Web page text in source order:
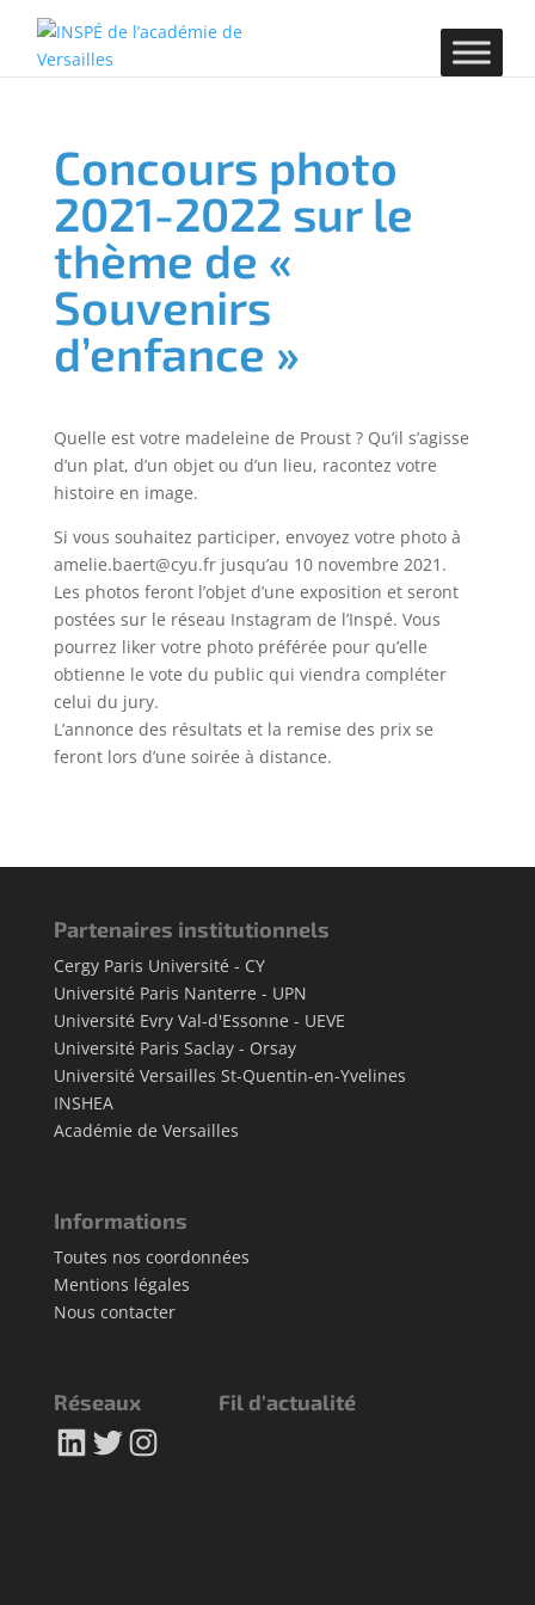
Concours photo
2021-2022 sur le
thème de «
Souvenirs
d’enfance »
Quelle est votre madeleine de Proust ? Qu’il s’agisse
d’un plat, d’un objet ou d’un lieu, racontez votre
histoire en image.
Si vous souhaitez participer, envoyez votre photo à
amelie.baert@cyu.fr jusqu’au 10 novembre 2021.
Les photos feront l’objet d’une exposition et seront
postées sur le réseau Instagram de l’Inspé. Vous
pourrez liker votre photo préférée pour qu’elle
obtienne le vote du public qui viendra compléter
celui du jury.
L’annonce des résultats et la remise des prix se
feront lors d’une soirée à distance.
Partenaires institutionnels
Cergy Paris Université - CY
Université Paris Nanterre - UPN
Université Evry Val-d'Essonne - UEVE
Université Paris Saclay - Orsay
Université Versailles St-Quentin-en-Yvelines
INSHEA
Académie de Versailles
Informations
Toutes nos coordonnées
Mentions légales
Nous contacter
Réseaux
LinkedIn
TwitterInstagram
Fil d'actualité